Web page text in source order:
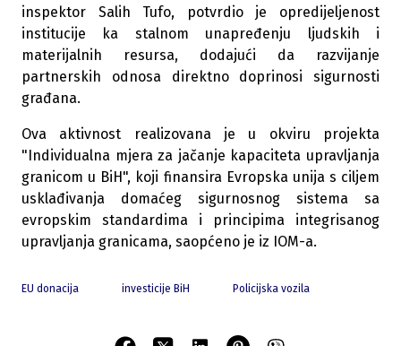
inspektor Salih Tufo, potvrdio je opredijeljenost
institucije ka stalnom unapređenju ljudskih i
materijalnih resursa, dodajući da razvijanje
partnerskih odnosa direktno doprinosi sigurnosti
građana.
Ova aktivnost realizovana je u okviru projekta
"Individualna mjera za jačanje kapaciteta upravljanja
granicom u BiH", koji finansira Evropska unija s ciljem
usklađivanja domaćeg sigurnosnog sistema sa
evropskim standardima i principima integrisanog
upravljanja granicama, saopćeno je iz IOM-a.
EU donacija investicije BiH Policijska vozila